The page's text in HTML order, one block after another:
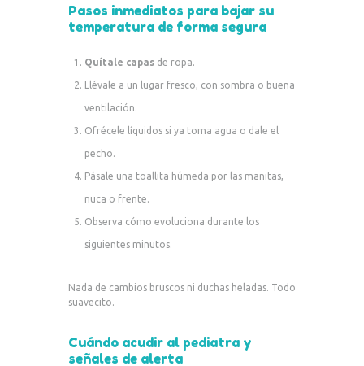
Pasos inmediatos para bajar su
temperatura de forma segura
Quítale capas de ropa.
Llévale a un lugar fresco, con sombra o buena
ventilación.
Ofrécele líquidos si ya toma agua o dale el
pecho.
Pásale una toallita húmeda por las manitas,
nuca o frente.
Observa cómo evoluciona durante los
siguientes minutos.
Nada de cambios bruscos ni duchas heladas. Todo
suavecito.
Cuándo acudir al pediatra y
señales de alerta